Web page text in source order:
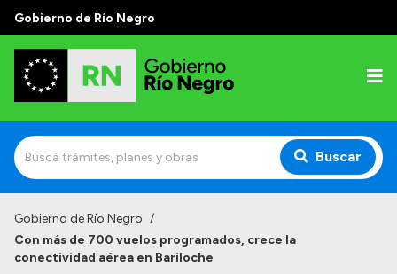
Gobierno de Río Negro
Buscar
Autoridades
Gobierno de Río Negro /
Con más de 700 vuelos programados, crece la
conectividad aérea en Bariloche